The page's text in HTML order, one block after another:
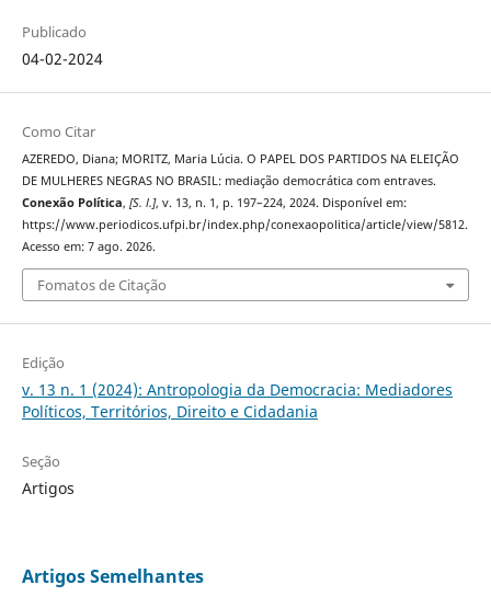
Publicado
04-02-2024
Como Citar
AZEREDO, Diana; MORITZ, Maria Lúcia. O PAPEL DOS PARTIDOS NA ELEIÇÃO
DE MULHERES NEGRAS NO BRASIL: mediação democrática com entraves.
Conexão Política, [S. l.], v. 13, n. 1, p. 197–224, 2024. Disponível em:
https://www.periodicos.ufpi.br/index.php/conexaopolitica/article/view/5812.
Acesso em: 7 ago. 2026.
Fomatos de Citação
Edição
v. 13 n. 1 (2024): Antropologia da Democracia: Mediadores
Políticos, Territórios, Direito e Cidadania
Seção
Artigos
Artigos Semelhantes